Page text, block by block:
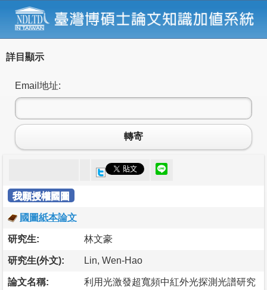
詳目顯示
Email地址:
轉寄
我願授權國圖
國圖紙本論文
研究生: 林文豪
研究生(外文): Lin, Wen-Hao
論文名稱:
利用光激發超寬頻中紅外光探測光譜研究